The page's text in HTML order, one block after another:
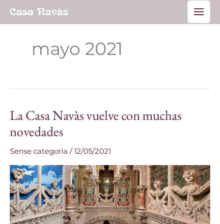
Main
mayo 2021
La Casa Navàs vuelve con muchas
novedades
Sense categoria /12/05/2021
La
Navàs
vuelve
con
muchas
novedades